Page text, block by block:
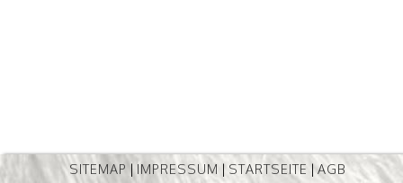
SITEMAP | IMPRESSUM | STARTSEITE |AGB